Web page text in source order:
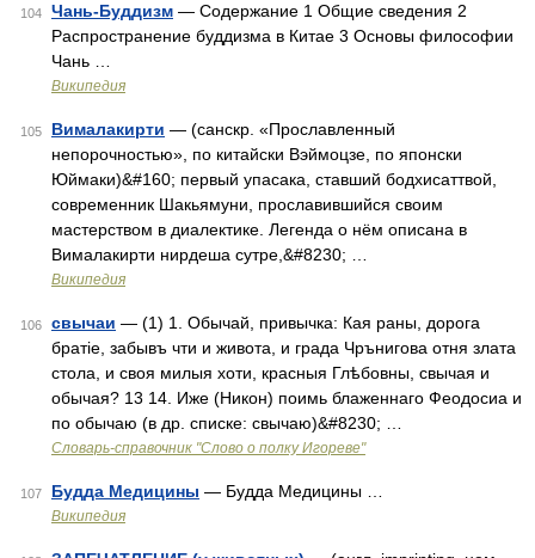
104 Чань-Буддизм — Содержание 1 Общие сведения 2
Распространение буддизма в Китае 3 Основы философии
Чань …
Википедия
105 Вималакирти — (санскр. «Прославленный
непорочностью», по китайски Вэймоцзе, по японски
Юймаки)&#160; первый упасака, ставший бодхисаттвой,
современник Шакьямуни, прославившийся своим
мастерством в диалектике. Легенда о нём описана в
Вималакирти нирдеша сутре,&#8230; …
Википедия
106 свычаи — (1) 1. Обычай, привычка: Кая раны, дорога
братіе, забывъ чти и живота, и града Чрънигова отня злата
стола, и своя милыя хоти, красныя Глѣбовны, свычая и
обычая? 13 14. Иже (Никон) поимь блаженнаго Феодосиа и
по обычаю (в др. списке: свычаю)&#8230; …
Словарь-справочник "Слово о полку Игореве"
107 Будда Медицины — Будда Медицины …
Википедия